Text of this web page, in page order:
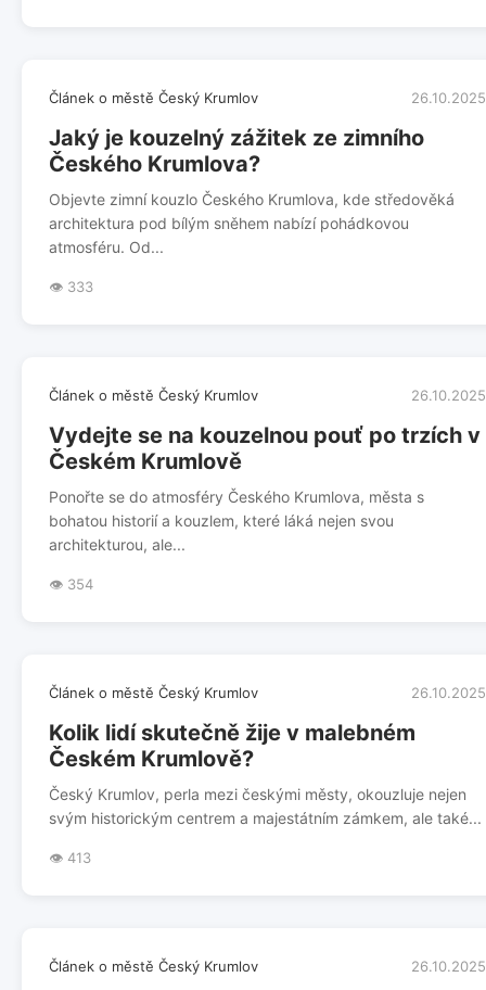
Článek o městě Český Krumlov 26.10.2025
Jaký je kouzelný zážitek ze zimního
Českého Krumlova?
Objevte zimní kouzlo Českého Krumlova, kde středověká
architektura pod bílým sněhem nabízí pohádkovou
atmosféru. Od...
👁️ 333
Článek o městě Český Krumlov 26.10.2025
Vydejte se na kouzelnou pouť po trzích v
Českém Krumlově
Ponořte se do atmosféry Českého Krumlova, města s
bohatou historií a kouzlem, které láká nejen svou
architekturou, ale...
👁️ 354
Článek o městě Český Krumlov 26.10.2025
Kolik lidí skutečně žije v malebném
Českém Krumlově?
Český Krumlov, perla mezi českými městy, okouzluje nejen
svým historickým centrem a majestátním zámkem, ale také...
👁️ 413
Článek o městě Český Krumlov 26.10.2025